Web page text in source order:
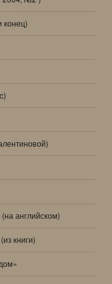
конец)
английском)
книги)